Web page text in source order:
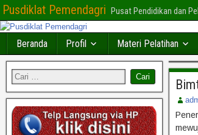
Pusdiklat Pemendagri Pusat Pendidikan dan
Beranda Profil Materi Pelatihan